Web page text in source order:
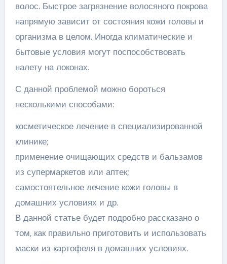
волос. Быстрое загрязнение волосяного покрова
напрямую зависит от состояния кожи головы и
организма в целом. Иногда климатические и
бытовые условия могут поспособствовать
налету на локонах.
С данной проблемой можно бороться
несколькими способами:
косметическое лечение в специализированной
клинике;
применение очищающих средств и бальзамов
из супермаркетов или аптек;
самостоятельное лечение кожи головы в
домашних условиях и др.
В данной статье будет подробно рассказано о
том, как правильно приготовить и использовать
маски из картофеля в домашних условиях.